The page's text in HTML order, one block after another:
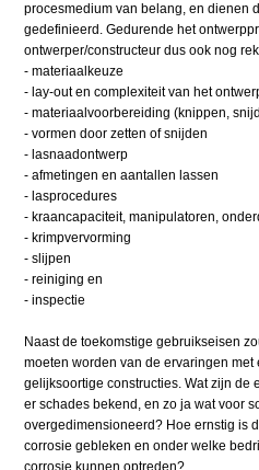
procesmedium van belang, en dienen
gedefinieerd. Gedurende het
ontwerper/constructeur dus ook nog
- materiaalkeuze
- lay-out en complexiteit van het
- materiaalvoorbereiding (knippen,
- vormen door zetten of snijden
- lasnaadontwerp
- afmetingen en aantallen lassen
- lasprocedures
- kraancapaciteit, manipulatoren,
- krimpvervorming
- slijpen
- reiniging en
- inspectie
Naast de toekomstige gebruikseisen
moeten worden van de ervaringen met
gelijksoortige constructies. Wat zijn de
er schades bekend, en zo ja wat voor
overgedimensioneerd? Hoe ernstig is
corrosie gebleken en onder welke
corrosie kunnen optreden?